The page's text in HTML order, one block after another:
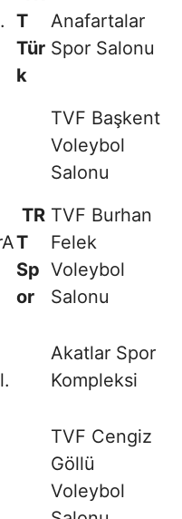
T
Tür
k
Spor Salonu
Voleybol
Salonu
T
Sp
or
Felek
Voleybol
Salonu
Kompleksi
Göllü
Voleybol
Salonu